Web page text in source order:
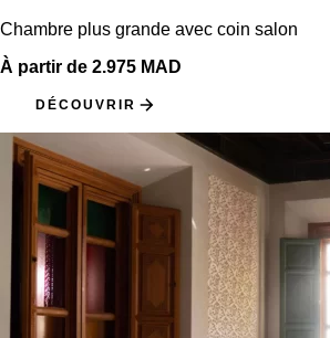
Chambre plus grande avec coin salon
À partir de 2.975 MAD
DÉCOUVRIR